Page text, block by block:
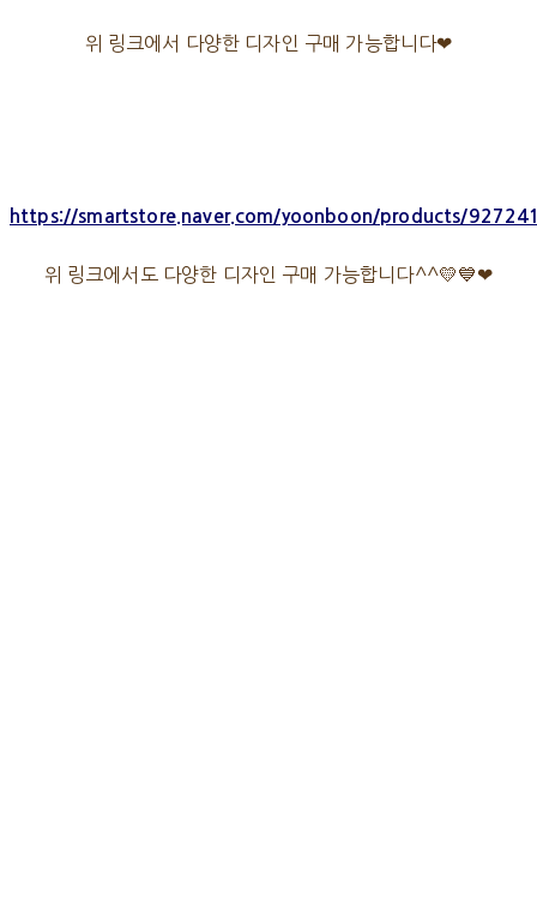
위 링크에서 다양한 디자인 구매 가능합니다❤
https://smartstore.naver.com/yoonboon/products/
위 링크에서도 다양한 디자인 구매 가능합니다^^💛💙❤